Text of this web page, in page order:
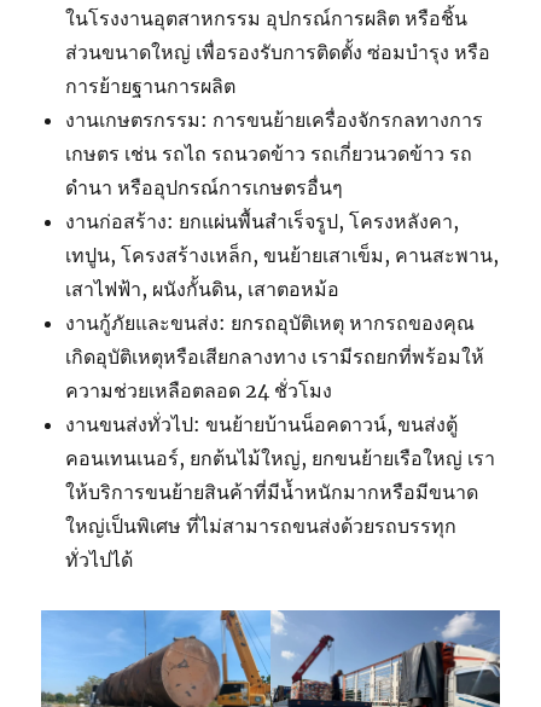
ในโรงงานอุตสาหกรรม อุปกรณ์การผลิต หรือชิ้น
ส่วนขนาดใหญ่ เพื่อรองรับการติดตั้ง ซ่อมบำรุง หรือ
การย้ายฐานการผลิต
งานเกษตรกรรม: การขนย้ายเครื่องจักรกลทางการ
เกษตร เช่น รถไถ รถนวดข้าว รถเกี่ยวนวดข้าว รถ
ดำนา หรืออุปกรณ์การเกษตรอื่นๆ
งานก่อสร้าง: ยกแผ่นพื้นสำเร็จรูป, โครงหลังคา,
เทปูน, โครงสร้างเหล็ก, ขนย้ายเสาเข็ม, คานสะพาน,
เสาไฟฟ้า, ผนังกั้นดิน, เสาตอหม้อ
งานกู้ภัยและขนส่ง: ยกรถอุบัติเหตุ หากรถของคุณ
เกิดอุบัติเหตุหรือเสียกลางทาง เรามีรถยกที่พร้อมให้
ความช่วยเหลือตลอด 24 ชั่วโมง
งานขนส่งทั่วไป: ขนย้ายบ้านน็อคดาวน์, ขนส่งตู้
คอนเทนเนอร์, ยกต้นไม้ใหญ่, ยกขนย้ายเรือใหญ่ เรา
ให้บริการขนย้ายสินค้าที่มีน้ำหนักมากหรือมีขนาด
ใหญ่เป็นพิเศษ ที่ไม่สามารถขนส่งด้วยรถบรรทุก
ทั่วไปได้